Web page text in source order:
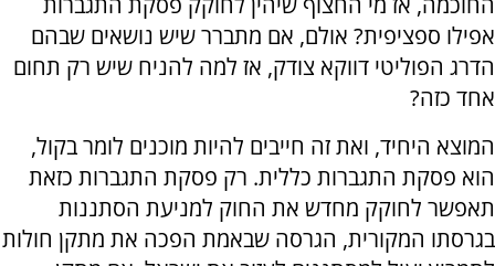
אפילו ספציפית? אולם, אם מתברר שיש נושאים שבהם
הדרג הפוליטי דווקא צודק, אז למה להניח שיש רק תחום
אחד כזה?
המוצא היחיד, ואת זה חייבים להיות מוכנים לומר בקול,
הוא פסקת התגברות כללית. רק פסקת התגברות כזאת
תאפשר לחוקק מחדש את החוק למניעת הסתננות
בגרסתו המקורית, הגרסה שבאמת הפכה את מתקן חולות